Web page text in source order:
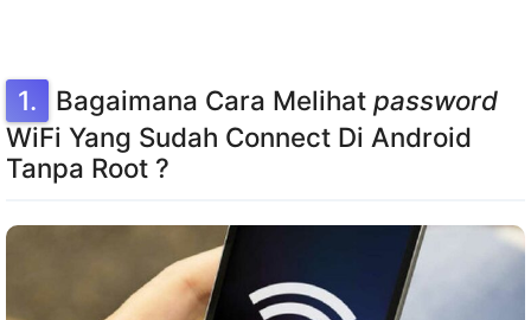
Bagaimana Cara Melihat password
WiFi Yang Sudah Connect Di Android
Tanpa Root ?